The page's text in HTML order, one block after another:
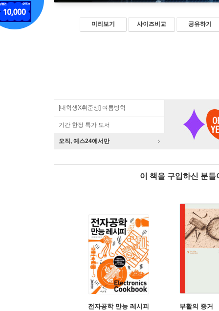
미리보기 사이즈비교 공유하기
[대학생X취준생] 여름방학
기간 한정 특가 도서
오직, 예스24에서만
이 책을 구입하신 분
전자공학 만능 레시피 부활의 증거